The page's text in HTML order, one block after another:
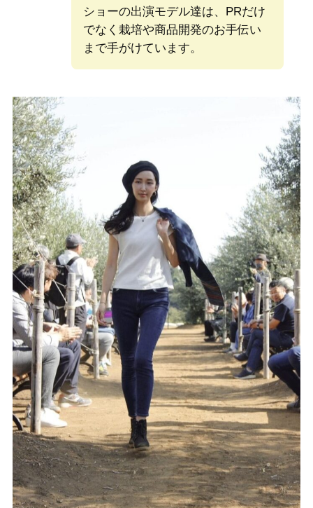
ショーの出演モデル達は、PRだけ
でなく栽培や商品開発のお手伝い
まで手がけています。